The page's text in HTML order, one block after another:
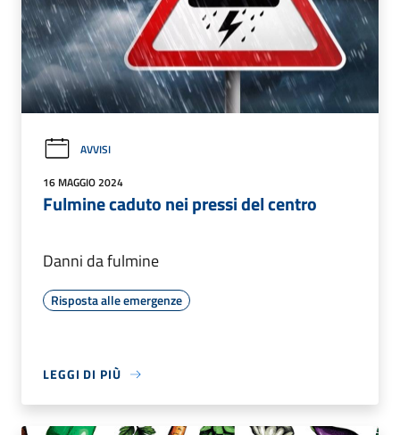
AVVISI
16 MAGGIO 2024
Fulmine caduto nei pressi del centro
Danni da fulmine
Risposta alle emergenze
LEGGI DI PIÙ